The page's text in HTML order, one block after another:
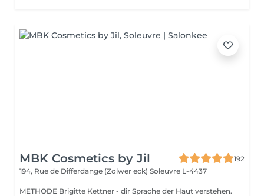
MBK Cosmetics by Jil
192
194, Rue de Differdange (Zolwer eck) Soleuvre L-4437
METHODE Brigitte Kettner - dir Sprache der Haut verstehen.